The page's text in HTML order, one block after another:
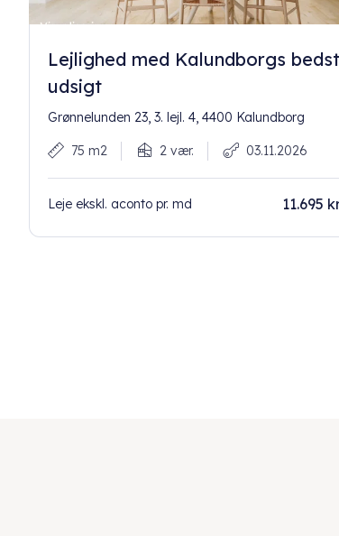
Lejlighed med Kalundborgs
udsigt
Grønnelunden 23, 3. lejl. 4, 4400 Kalundborg
75 m2 2 vær. 03.11.2026
Leje ekskl. aconto pr. md 11.695